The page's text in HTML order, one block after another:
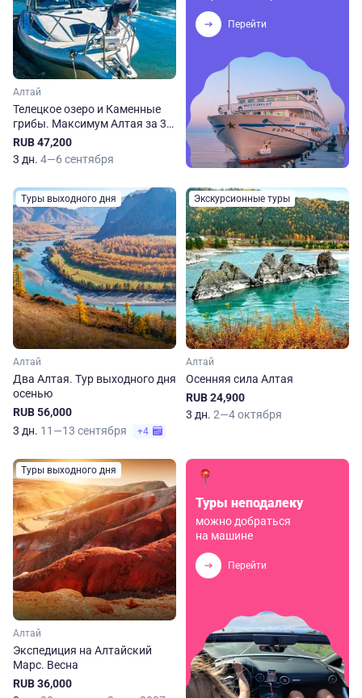
Алтай
Телецкое озеро и Каменные
грибы. Максимум Алтая за 3
дня!
RUB 47,200
3 дн. 4—6 сентября
Перейти
Туры выходного дня
Алтай
Два Алтая. Тур выходного дня
осенью
RUB 56,000
3 дн. 11—13 сентября +4
Экскурсионные туры
Алтай
Осенняя сила Алтая
RUB 24,900
3 дн. 2—4 октября
Туры выходного дня
Алтай
Экспедиция на Алтайский
Марс. Весна
RUB 36,000
Туры неподалеку
можно добраться
на машине
Перейти